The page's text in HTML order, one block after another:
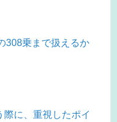
308乗まで扱えるか
際に、重視したポイ